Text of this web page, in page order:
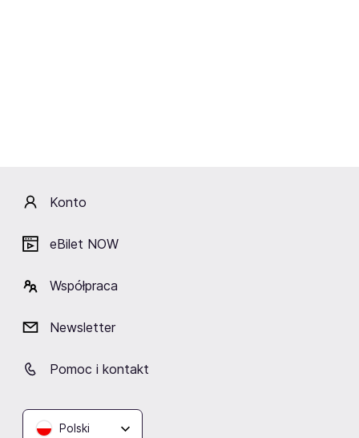
Konto
eBilet NOW
Współpraca
Newsletter
Pomoc i kontakt
Polski
Środa14.10.202620:00